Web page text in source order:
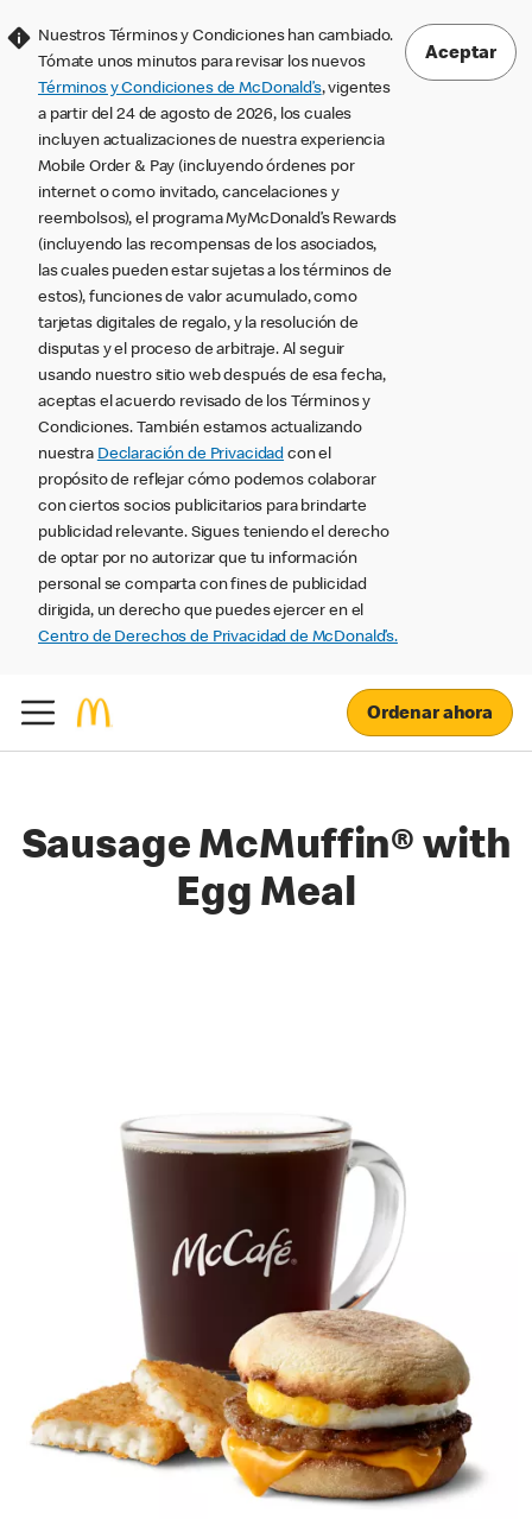
Nuestros Términos y Condiciones han cambiado.
Tómate unos minutos para revisar los nuevos
Términos y Condiciones de McDonald’s, vigentes
a partir del 24 de agosto de 2026, los cuales
incluyen actualizaciones de nuestra experiencia
Mobile Order & Pay (incluyendo órdenes por
internet o como invitado, cancelaciones y
reembolsos), el programa MyMcDonald’s Rewards
(incluyendo las recompensas de los asociados,
las cuales pueden estar sujetas a los términos de
estos), funciones de valor acumulado, como
tarjetas digitales de regalo, y la resolución de
disputas y el proceso de arbitraje. Al seguir
usando nuestro sitio web después de esa fecha,
aceptas el acuerdo revisado de los Términos y
Condiciones. También estamos actualizando
nuestra Declaración de Privacidad con el
propósito de reflejar cómo podemos colaborar
con ciertos socios publicitarios para brindarte
publicidad relevante. Sigues teniendo el derecho
de optar por no autorizar que tu información
personal se comparta con fines de publicidad
dirigida, un derecho que puedes ejercer en el
Centro de Derechos de Privacidad de McDonald’s.
Aceptar
Ordenar ahora
Sausage McMuffin® with
Egg Meal